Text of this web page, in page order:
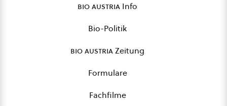
bio austria Info
Bio-Politik
bio austriaZeitung
Formulare
Fachfilme